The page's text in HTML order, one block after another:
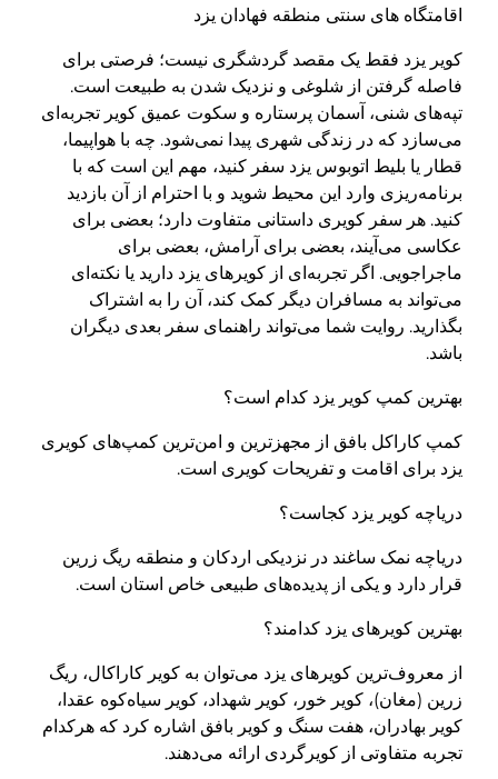
اقامتگاه های سنتی منطقه فهادان یزد
کویر یزد فقط یک مقصد گردشگری نیست؛ فرصتی برای
فاصله گرفتن از شلوغی و نزدیک شدن به طبیعت است.
تپه‌های شنی، آسمان پرستاره و سکوت عمیق کویر تجربه‌ای
می‌سازد که در زندگی شهری پیدا نمی‌شود. چه با هواپیما،
قطار یا بلیط اتوبوس یزد سفر کنید، مهم این است که با
برنامه‌ریزی وارد این محیط شوید و با احترام از آن بازدید
کنید. هر سفر کویری داستانی متفاوت دارد؛ بعضی برای
عکاسی می‌آیند، بعضی برای آرامش، بعضی برای
ماجراجویی. اگر تجربه‌ای از کویرهای یزد دارید یا نکته‌ای
می‌تواند به مسافران دیگر کمک کند، آن را به اشتراک
بگذارید. روایت شما می‌تواند راهنمای سفر بعدی دیگران
باشد.
بهترین کمپ کویر یزد کدام است؟
کمپ کاراکل بافق از مجهزترین و امن‌ترین کمپ‌های کویری
یزد برای اقامت و تفریحات کویری است.
دریاچه کویر یزد کجاست؟
دریاچه نمک ساغند در نزدیکی اردکان و منطقه ریگ زرین
قرار دارد و یکی از پدیده‌های طبیعی خاص استان است.
بهترین کویرهای یزد کدامند؟
از معروف‌ترین کویرهای یزد می‌توان به کویر کاراکال، ریگ
زرین (مغان)، کویر خور، کویر شهداد، کویر سیاه‌کوه عقدا،
کویر بهادران، هفت سنگ و کویر بافق اشاره کرد که هرکدام
تجربه متفاوتی از کویرگردی ارائه می‌دهند.